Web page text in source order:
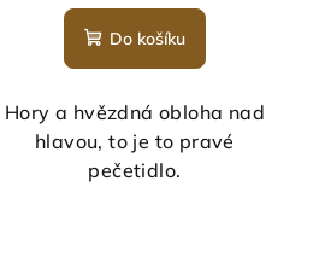
Do košíku
Hory a hvězdná obloha nad
hlavou, to je to pravé
pečetidlo.